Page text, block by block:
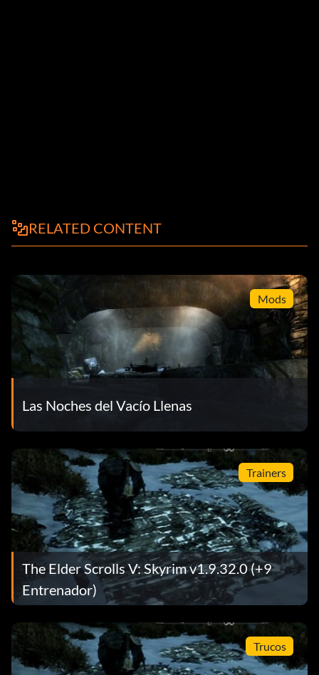
RELATED CONTENT
Mods
Las Noches del Vacío Llenas
Trainers
The Elder Scrolls V: Skyrim v1.9.32.0 (+9
Entrenador)
Trucos